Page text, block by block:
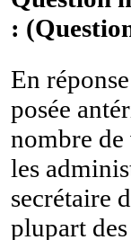
:
En
posée
nombre
les
secrétaire
plupart